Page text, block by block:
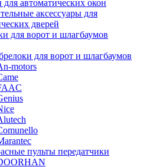
автоматических окон
аксессуары для
дверей
для ворот и шлагбаумов
для ворот и шлагбаумов
motors
пульты передатчики